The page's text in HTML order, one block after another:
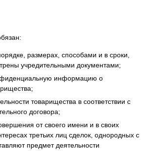
размерах, способами и в сроки,
учредительными документами;
информацию о
товарищества в соответствии с
договора;
от своего имени и в своих
третьих лиц сделок, однородных с
предмет деятельности